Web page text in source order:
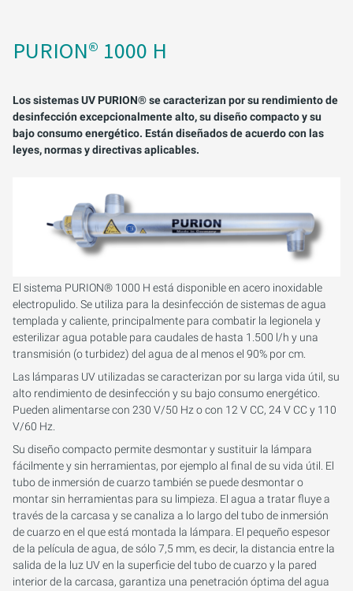
AIRPURION 400 ACTIVE
MONTAGESET
PURION® 1000 H
Los sistemas UV PURION® se caracterizan por su rendimiento de
desinfección excepcionalmente alto, su diseño compacto y su
bajo consumo energético. Están diseñados de acuerdo con las
leyes, normas y directivas aplicables.
El sistema PURION® 1000 H está disponible en acero inoxidable
electropulido. Se utiliza para la desinfección de sistemas de agua
templada y caliente, principalmente para combatir la legionela y
esterilizar agua potable para caudales de hasta 1.500 l/h y una
transmisión (o turbidez) del agua de al menos el 90% por cm.
Las lámparas UV utilizadas se caracterizan por su larga vida útil, su
alto rendimiento de desinfección y su bajo consumo energético.
Pueden alimentarse con 230 V/50 Hz o con 12 V CC, 24 V CC y 110
V/60 Hz.
Su diseño compacto permite desmontar y sustituir la lámpara
fácilmente y sin herramientas, por ejemplo al final de su vida útil. El
tubo de inmersión de cuarzo también se puede desmontar o
montar sin herramientas para su limpieza. El agua a tratar fluye a
través de la carcasa y se canaliza a lo largo del tubo de inmersión
de cuarzo en el que está montada la lámpara. El pequeño espesor
de la película de agua, de sólo 7,5 mm, es decir, la distancia entre la
salida de la luz UV en la superficie del tubo de cuarzo y la pared
interior de la carcasa, garantiza una penetración óptima del agua